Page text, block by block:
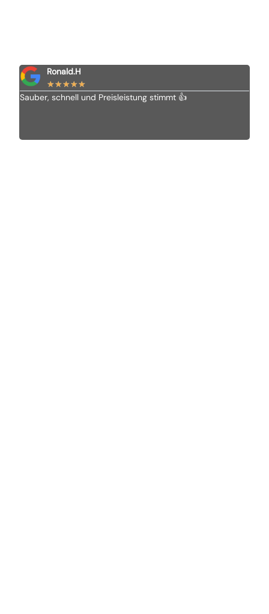
Ronald.H
★★★★★
Sauber, schnell und Preisleistung stimmt 👍